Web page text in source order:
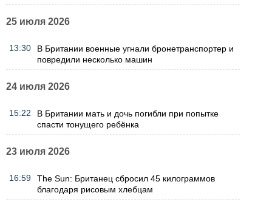
25 июля 2026
13:30
В Британии военные угнали бронетранспортер и
повредили несколько машин
24 июля 2026
15:22
В Британии мать и дочь погибли при попытке
спасти тонущего ребёнка
23 июля 2026
16:59
The Sun: Британец сбросил 45 килограммов
благодаря рисовым хлебцам